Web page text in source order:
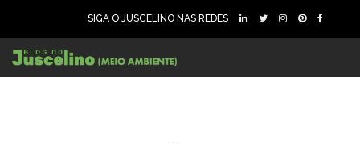
SIGA O JUSCELINO NAS REDES